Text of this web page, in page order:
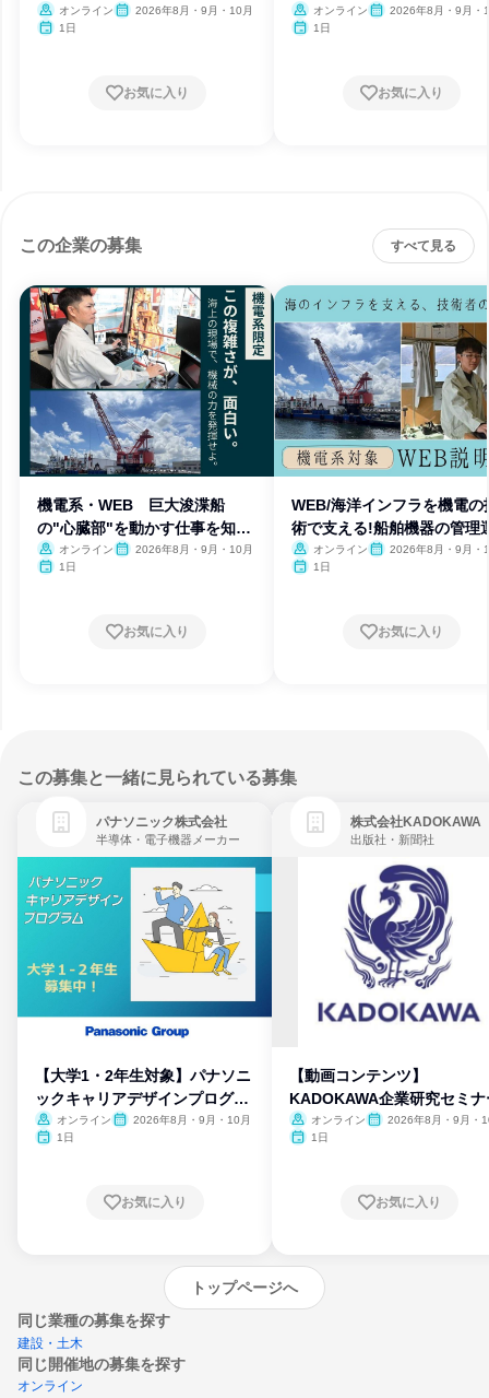
オンライン
2026年8月・9月・10月
1日
お気に入り
う! オンライン
2026年8月・9月・
1日
お気に入り
この企業の募集 すべて見る
機電系・WEB 巨大浚渫船
の"心臓部"を動かす仕事を知ろ
う! オンライン
2026年8月・9月・10月
1日
お気に入り
WEB/海洋インフラを機電の
術で支える!船舶機器の管理
オンライン
2026年8月・9月・
1日
お気に入り
この募集と一緒に見られている募集
パナソニック株式会社
半導体・電子機器メーカー
【大学1・2年生対象】パナソニ
ックキャリアデザインプログラ
ム
オンライン
2026年8月・9月・10月
1日
お気に入り
株式会社KADOKAWA
出版社・新聞社
【動画コンテンツ】
KADOKAWA企業研究セミナ
オンライン
2026年8月・9月・
1日
お気に入り
トップページへ
同じ業種の募集を探す
建設・土木
同じ開催地の募集を探す
オンライン